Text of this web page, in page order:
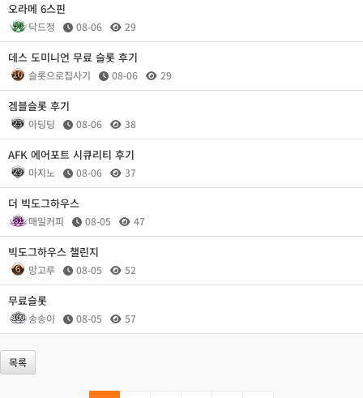
오라메 6스핀
닥드정 08-06 29
데스 도미니언 무료 슬롯 후기
슬롯으로집사기 08-06 29
겜블슬롯 후기
아딩딩 08-06 38
AFK 에어포트 시큐리티 후기
마지노 08-06 37
더 빅도그하우스
매일커피 08-05 47
빅도그하우스 챌린지
망고루 08-05 52
무료슬롯
송송이 08-05 57
목록